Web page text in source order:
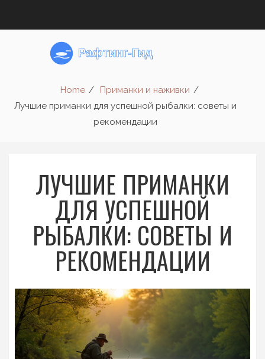
Home
Приманки и наживки
Лучшие приманки для успешной рыбалки: советы и
рекомендации
ЛУЧШИЕ ПРИМАНКИ
ДЛЯ УСПЕШНОЙ
РЫБАЛКИ: СОВЕТЫ И
РЕКОМЕНДАЦИИ